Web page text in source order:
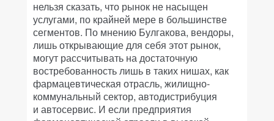
нельзя сказать, что рынок не насыщен
услугами, по крайней мере в большинстве
сегментов. По мнению Булгакова, вендоры,
лишь открывающие для себя этот рынок,
могут рассчитывать на достаточную
востребованность лишь в таких нишах, как
фармацевтическая отрасль, жилищно-
коммунальный сектор, автодистрибуция
и автосервис. И если предприятия